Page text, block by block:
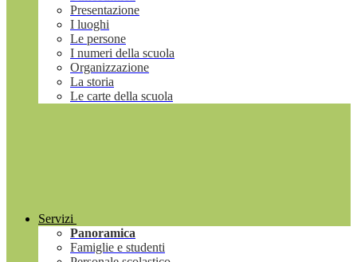
Presentazione
I luoghi
Le persone
I numeri della scuola
Organizzazione
La storia
Le carte della scuola
Servizi
Panoramica
Famiglie e studenti